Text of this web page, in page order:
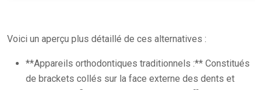
Voici un aperçu plus détaillé de ces alternatives :
**Appareils orthodontiques traditionnels :** Constitués
de brackets collés sur la face externe des dents et